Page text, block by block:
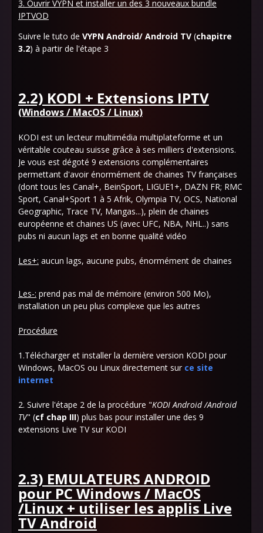
3. Ouvrir VYPN et installer un des 3 nouveaux bundle
IPTVOD
Suivre le tuto de VYPN Android/ Android TV (chapitre
3.2) à partir de l'étape 3
2.2) KODI + Extensions IPTV
(Windows / MacOS / Linux)
KODI est un lecteur multimédia multiplateforme et un
véritable couteau suisse grâce à ses milliers d'extensions.
Je vous est dégoté 9 extensions complémentaires
permettant d'avoir énormément de chaines TV françaises
(dont tous les Canal+, BeinSport, LIGUE1+, DAZN FR; RMC
Sport, Canal+Sport 1 à 5 Afrik, Olympia TV, OCS, National
Geographic, Trace TV, Mangas...), plein de chaines
européenne et chaines US (avec UFC, NBA, NHL..) sans
pubs ni aucun lags et en bonne qualité vidéo
Les+: aucun lags, aucune pubs, énormément de chaines
Les-: prend pas mal de mémoire (environ 500 Mo),
installation un peu plus complexe que les autres
Procédure
1.Télécharger et installer la dernière version KODI pour
Windows, MacOS ou Linux directement sur ce site
internet
2. Suivre l'étape 2 de la procédure "KODI Android /Android
TV" (cf chap III) plus bas pour installer une des 9
extensions Live TV sur KODI
2.3) EMULATEURS ANDROID
pour PC Windows / MacOS
/Linux + utiliser les applis Live
TV Android